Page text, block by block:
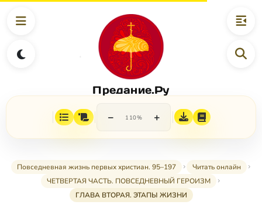
Предание.Ру
− 110% +
Повседневная жизнь первых христиан. 95–197
Читать онлайн
ЧЕТВЕРТАЯ ЧАСТЬ. ПОВСЕДНЕВНЫЙ ГЕРОИЗМ
ГЛАВА ВТОРАЯ. ЭТАПЫ ЖИЗНИ